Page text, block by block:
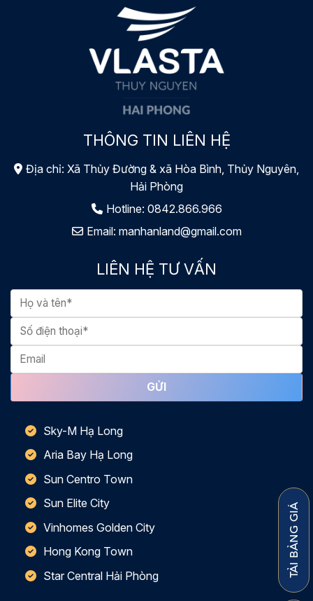
THÔNG TIN LIÊN HỆ
Địa chỉ: Xã Thủy Đường & xã Hòa Bình, Thủy Nguyên,
Hải Phòng
Hotline: 0842.866.966
Email: manhanland@gmail.com
LIÊN HỆ TƯ VẤN
Sky-M Hạ Long
Aria Bay Hạ Long
Sun Centro Town
Sun Elite City
Vinhomes Golden City
Hong Kong Town
Star Central Hải Phòng
TẢI BẢNG GIÁ